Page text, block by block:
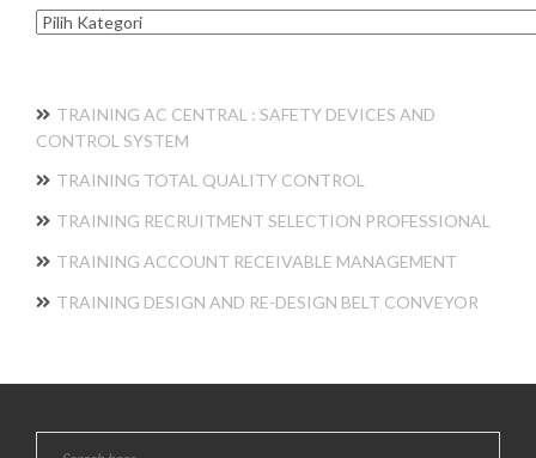
Kategori
TRAINING AC CENTRAL : SAFETY DEVICES AND
CONTROL SYSTEM
TRAINING TOTAL QUALITY CONTROL
TRAINING RECRUITMENT SELECTION PROFESSIONAL
TRAINING ACCOUNT RECEIVABLE MANAGEMENT
TRAINING DESIGN AND RE-DESIGN BELT CONVEYOR